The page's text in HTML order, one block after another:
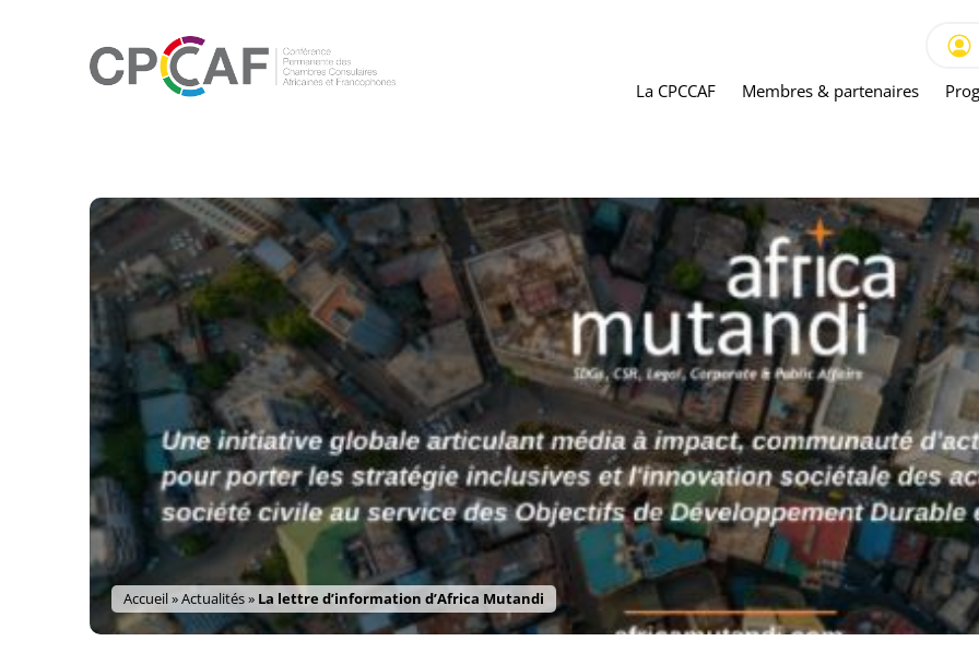
La CPCCAF Membres & partenaires
Accueil»Actualités» La lettre d’information d’Africa Mutandi